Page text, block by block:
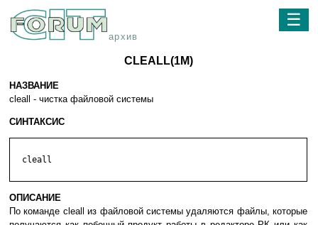
архив
☰
CLEALL(1M)
НАЗВАНИЕ
cleall - чистка файловой системы
СИНТАКСИС
  cleall
ОПИСАНИЕ
По команде cleall из файловой системы удаляются файлы, которые